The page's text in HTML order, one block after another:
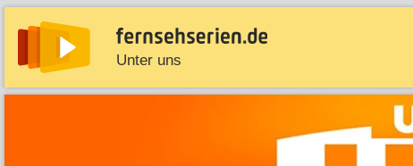
Unter uns
News Entdecken Streaming